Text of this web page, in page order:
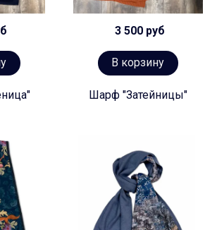
3 500 руб
В корзину
Шарф "Затейницы"